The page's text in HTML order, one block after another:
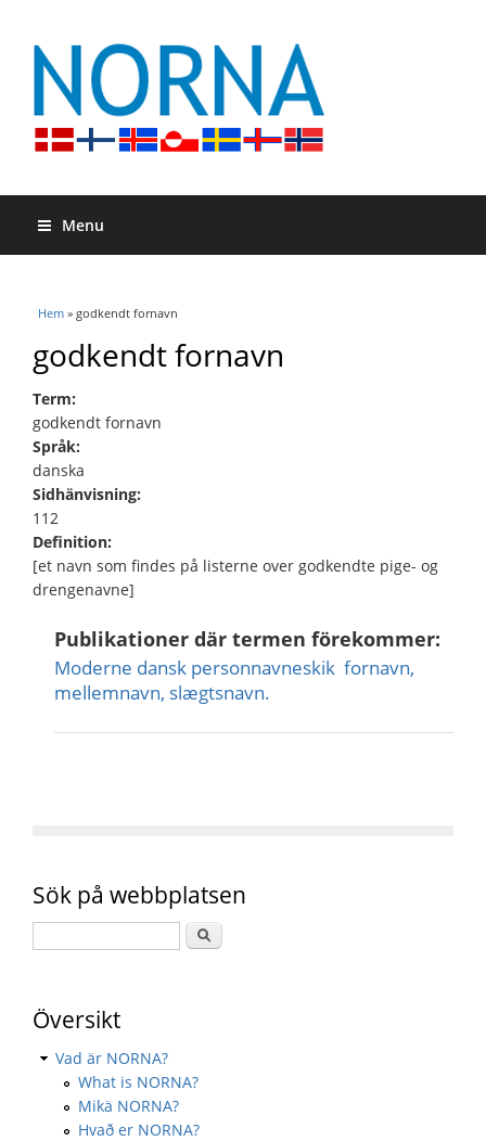
Menu
Du är här
Hem » godkendt fornavn
godkendt fornavn
Term:
godkendt fornavn
Språk:
danska
Sidhänvisning:
112
Definition:
[et navn som findes på listerne over godkendte pige- og
drengenavne]
Publikationer där termen förekommer:
Moderne dansk personnavneskik  fornavn,
mellemnavn, slægtsnavn.
Sök på webbplatsen
Översikt
Vad är NORNA?
What is NORNA?
Mikä NORNA?
Hvað er NORNA?